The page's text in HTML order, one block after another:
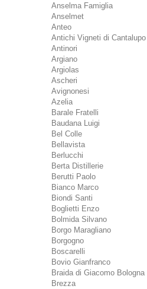
Anselma Famiglia
Anselmet
Anteo
Antichi Vigneti di Cantalupo
Antinori
Argiano
Argiolas
Ascheri
Avignonesi
Azelia
Barale Fratelli
Baudana Luigi
Bel Colle
Bellavista
Berlucchi
Berta Distillerie
Berutti Paolo
Bianco Marco
Biondi Santi
Boglietti Enzo
Bolmida Silvano
Borgo Maragliano
Borgogno
Boscarelli
Bovio Gianfranco
Braida di Giacomo Bologna
Brezza